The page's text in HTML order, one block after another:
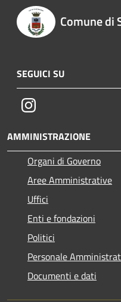
Comune di
SEGUICI SU
Instagram
AMMINISTRAZIONE
Organi di Governo
Aree Amministrative
Uffici
Enti e fondazioni
Politici
Personale
Documenti e dati